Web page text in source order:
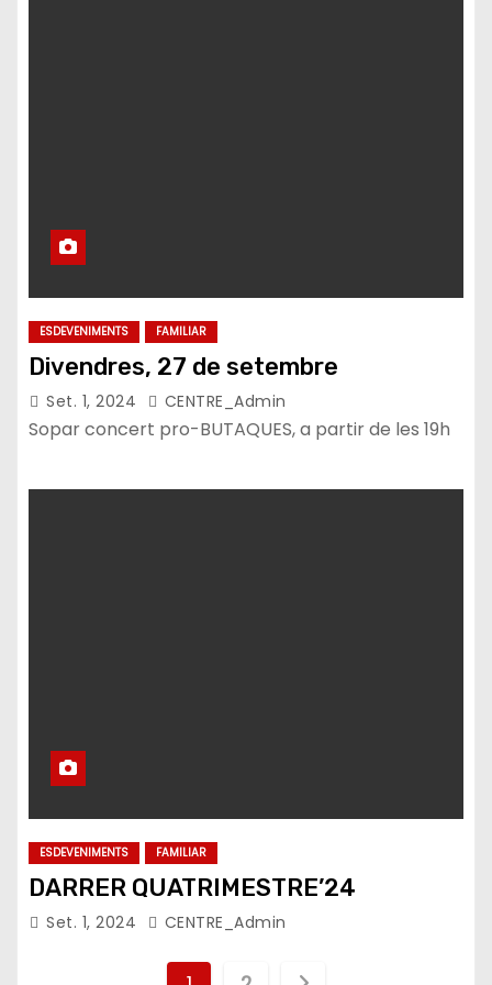
ESDEVENIMENTS FAMILIAR
Divendres, 27 de setembre
Set. 1, 2024 CENTRE_Admin
Sopar concert pro-BUTAQUES, a partir de les 19h
ESDEVENIMENTS FAMILIAR
DARRER QUATRIMESTRE’24
Set. 1, 2024 CENTRE_Admin